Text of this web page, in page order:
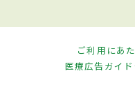
ご利用にあ
医療広告ガイ